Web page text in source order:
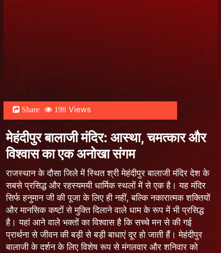
Share 198 Views
मेहंदीपुर बालाजी मंदिर: आस्था, चमत्कार और
विश्वास का एक अनोखा संगम
राजस्थान के दौसा जिले में स्थित श्री मेहंदीपुर बालाजी मंदिर देश के
सबसे प्रसिद्ध और रहस्यमयी धार्मिक स्थलों में से एक है। यह मंदिर
सिर्फ हनुमान जी की पूजा के लिए ही नहीं, बल्कि नकारात्मक शक्तियों
और मानसिक कष्टों से मुक्ति दिलाने वाले धाम के रूप में भी प्रसिद्ध
है। यहां आने वाले भक्तों का विश्वास है कि सच्चे मन से की गई
प्रार्थना से जीवन की बड़ी से बड़ी बाधाएं दूर हो जाती हैं। मेहंदीपुर
बालाजी के दर्शन के लिए विशेष रूप से मंगलवार और शनिवार को